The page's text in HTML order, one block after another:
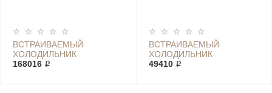
ВСТРАИВАЕМЫЙ
ХОЛОДИЛЬНИК
ELECTROLUX ERG 47800
168016 ₽
ВСТРАИВАЕМЫЙ
ХОЛОДИЛЬНИК
ELECTROLUX ERN 1400
49410 ₽